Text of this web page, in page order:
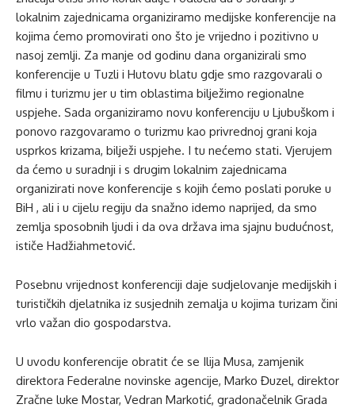
lokalnim zajednicama organiziramo medijske konferencije na
kojima ćemo promovirati ono što je vrijedno i pozitivno u
nasoj zemlji. Za manje od godinu dana organizirali smo
konferencije u Tuzli i Hutovu blatu gdje smo razgovarali o
filmu i turizmu jer u tim oblastima bilježimo regionalne
uspjehe. Sada organiziramo novu konferenciju u Ljubuškom i
ponovo razgovaramo o turizmu kao privrednoj grani koja
usprkos krizama, bilježi uspjehe. I tu nećemo stati. Vjerujem
da ćemo u suradnji i s drugim lokalnim zajednicama
organizirati nove konferencije s kojih ćemo poslati poruke u
BiH , ali i u cijelu regiju da snažno idemo naprijed, da smo
zemlja sposobnih ljudi i da ova država ima sjajnu budućnost,
ističe Hadžiahmetović.
Posebnu vrijednost konferenciji daje sudjelovanje medijskih i
turističkih djelatnika iz susjednih zemalja u kojima turizam čini
vrlo važan dio gospodarstva.
U uvodu konferencije obratit će se Ilija Musa, zamjenik
direktora Federalne novinske agencije, Marko Đuzel, direktor
Zračne luke Mostar, Vedran Markotić, gradonačelnik Grada